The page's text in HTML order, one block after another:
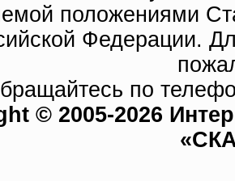
положениями
Федерации.
по
© 2005-2026